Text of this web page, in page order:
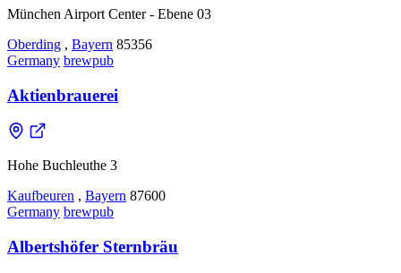
München Airport Center - Ebene 03
Oberding , Bayern 85356
Germany brewpub
Aktienbrauerei
Hohe Buchleuthe 3
Kaufbeuren , Bayern 87600
Germany brewpub
Albertshöfer Sternbräu